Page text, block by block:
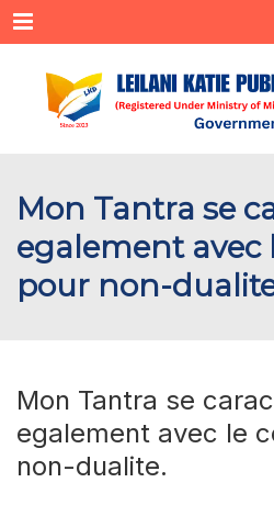
Menu
Mon Tantra se
egalement avec
pour non-
Mon Tantra se
egalement avec le
non-dualite.